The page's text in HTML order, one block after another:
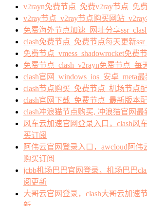
v2rayn免费节点_免费v2ray节点_免
v2ray节点_v2ray节点购买网站
免费海外节点加速_网址分享
clash免费节点_免费节点每天更新
免费节点_vmess_shadowrocket免费
免费节点_clash_v2rayn免费节点_每
clash官网_windows_ios_安卓_meta
clash节点购买_免费节点_机场节点
clash官网下载_免费节点_最新版本
clash冲浪猫节点购买, 冲浪猫官网
风车云加速官网登录入口，clash风
买订阅
阿伟云官网登录入口，awcloud阿伟
购买订阅
jcbb机场巴巴官网登录，机场巴巴
阅更新
大哥云官网登录，clash大哥云加速